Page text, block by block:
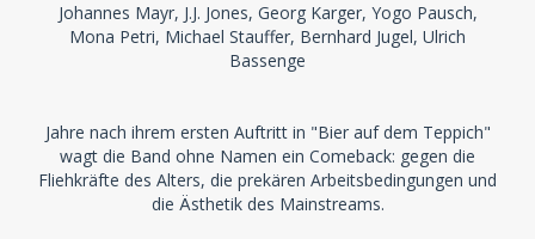
Johannes Mayr, J.J. Jones, Georg Karger, Yogo Pausch,
Mona Petri, Michael Stauffer, Bernhard Jugel, Ulrich
Bassenge
Jahre nach ihrem ersten Auftritt in "Bier auf dem Teppich"
wagt die Band ohne Namen ein Comeback: gegen die
Fliehkräfte des Alters, die prekären Arbeitsbedingungen und
die Ästhetik des Mainstreams.